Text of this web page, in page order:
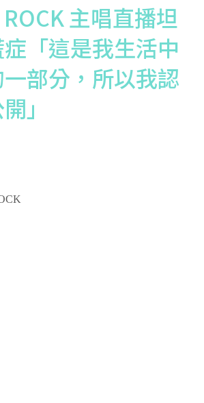
主唱直播坦
「這是我生活中
部分，所以我認
」